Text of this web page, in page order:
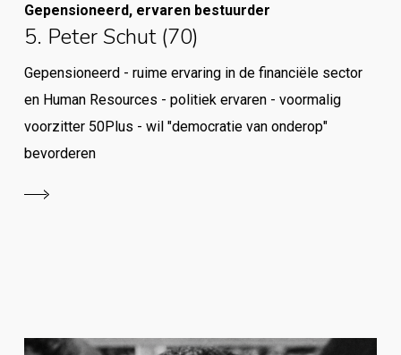
Gepensioneerd, ervaren bestuurder
5. Peter Schut (70)
Gepensioneerd - ruime ervaring in de financiële sector
en Human Resources - politiek ervaren - voormalig
voorzitter 50Plus - wil "democratie van onderop"
bevorderen